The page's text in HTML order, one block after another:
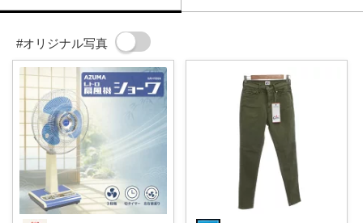
#オリジナル写真